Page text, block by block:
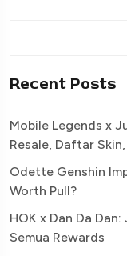
Recent Posts
Mobile Legends x
Resale, Daftar
Odette Genshin
Worth Pull?
HOK x Dan Da
Semua Rewards